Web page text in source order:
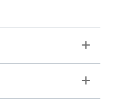
Toggle
Toggle